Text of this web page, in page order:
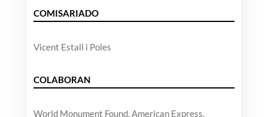
COMISARIADO
Vicent Estall i Poles
COLABORAN
World Monument Found, American Express,